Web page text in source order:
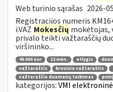
Web turinio sąrašas 2026-
Registracijos numeris
i.VAZ Mokesčių mokėtojas,
privalo teikti važtaraščių
viršininko...
45 000 eur 12 mėn. atlygis
važtaraštis
krovinio važtaraštis
važtaraščio duomenų teikimas
kategorijos:VMI